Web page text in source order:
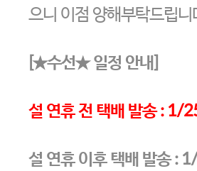
으니 이점 양해부탁드립니
[★수선★ 일정 안내]
설 연휴 전 택배 발송 : 1/
설 연휴 이후 택배 발송 :